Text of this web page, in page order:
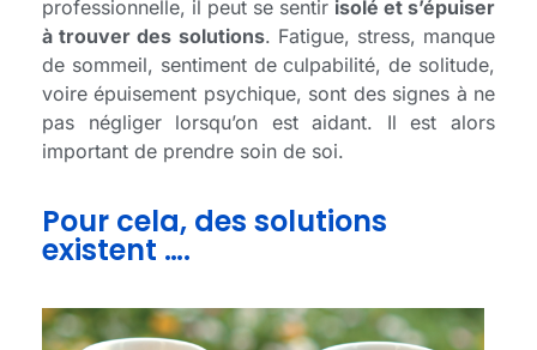
professionnelle, il peut se sentir isolé et s’épuiser
à trouver des solutions. Fatigue, stress, manque
de sommeil, sentiment de culpabilité, de solitude,
voire épuisement psychique, sont des signes à ne
pas négliger lorsqu’on est aidant. Il est alors
important de prendre soin de soi.
Pour cela, des solutions
existent ….